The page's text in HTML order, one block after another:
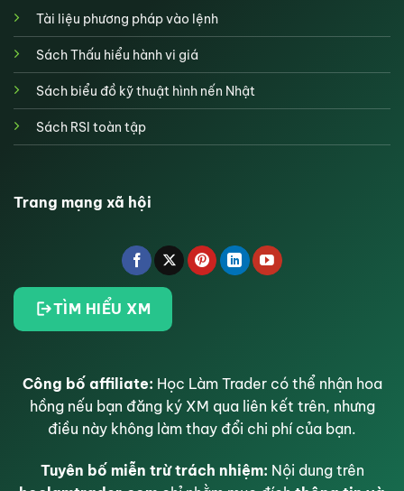
Tài liệu phương pháp vào lệnh
Sách Thấu hiểu hành vi giá
Sách biểu đồ kỹ thuật hình nến Nhật
Sách RSI toàn tập
Trang mạng xã hội
TÌM HIỂU XM
Công bố affiliate: Học Làm Trader có thể nhận hoa
hồng nếu bạn đăng ký XM qua liên kết trên, nhưng
điều này không làm thay đổi chi phí của bạn.
Tuyên bố miễn trừ trách nhiệm: Nội dung trên